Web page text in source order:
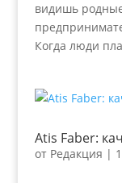
видишь
Когда люди
Atis Faber:
от Редакция |